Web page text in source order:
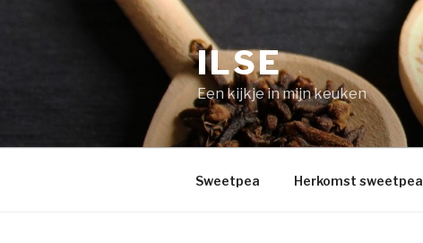
ILSE
Een kijkje in mijn keuken
Sweetpea Herkomst sweetpea